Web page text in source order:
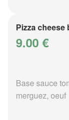
Pizza cheese
9.00 €
Base sauce
merguez, oeuf